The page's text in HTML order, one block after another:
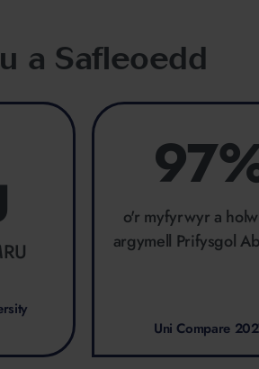
a Safleoedd
o'r myfyrwyr a
argymell Prifysgol
Uni Compare